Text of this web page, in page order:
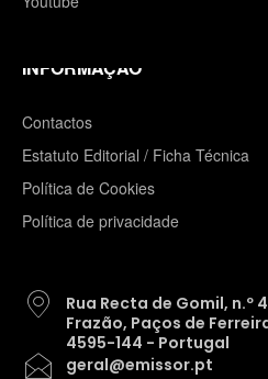
INFORMAÇÃO
Contactos
Estatuto Editorial / Ficha Técnica
Política de Cookies
Política de privacidade
Rua Recta de Gomil, n.º
Frazão, Paços de
4595-144 - Portugal
geral@emissor.pt